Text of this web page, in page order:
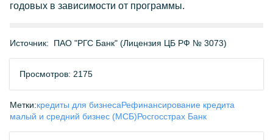
годовых в зависимости от программы.
Источник: ПАО "РГС Банк" (Лицензия ЦБ РФ № 3073)
Просмотров: 2175
Метки:кредиты для бизнесаРефинансирование кредита
малый и средний бизнес (МСБ)Росгосстрах Банк